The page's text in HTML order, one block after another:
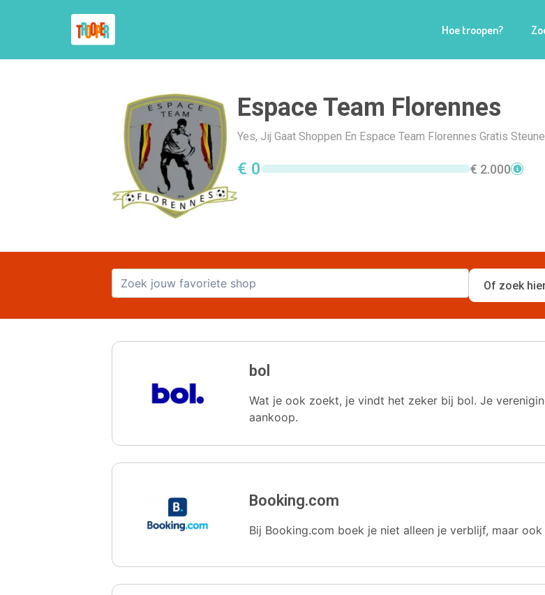
Hoe troopen?
Espace Team Florennes
Yes, Jij Gaat Shoppen En Espace Team Florennes Gratis
€ 0 € 2.000
bol
Wat je ook zoekt, je vindt het zeker bij bol. Je
aankoop.
Booking.com
Bij Booking.com boek je niet alleen je verblijf, maar